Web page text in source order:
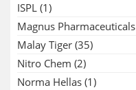
ISPL (1)
Magnus Pharmaceuticals
Malay Tiger (35)
Nitro Chem (2)
Norma Hellas (1)